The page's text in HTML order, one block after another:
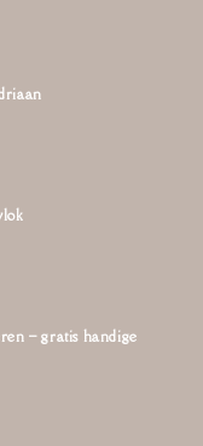
– gratis handige